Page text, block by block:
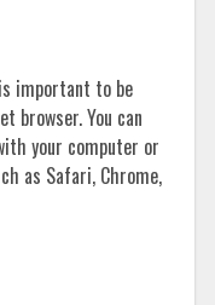
important to be
browser. You can
your computer or
as Safari, Chrome,